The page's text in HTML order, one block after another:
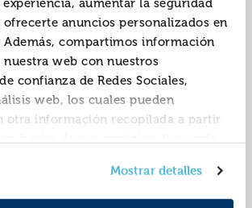
aumentar la seguridad
anuncios personalizados en
Además, compartimos información
nuestra web con nuestros
confianza de Redes Sociales,
web, los cuales pueden
otra información recopilada a partir
en cualquier momento. Para más
laPolítica de Cookiesy la
Mostrar detalles
Anhelos salvajes